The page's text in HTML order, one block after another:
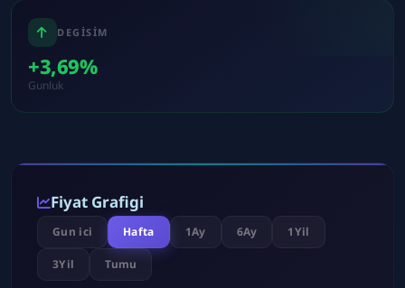
DEGISIM
+3,69%
Gunluk
Fiyat Grafigi
Gun ici Hafta 1Ay 6Ay 1Yil
3Yil Tumu